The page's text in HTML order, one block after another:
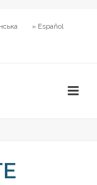
» Español